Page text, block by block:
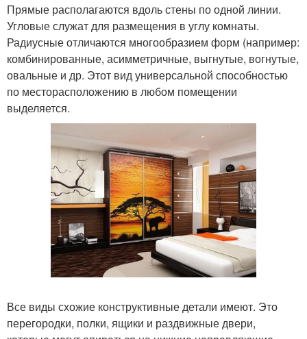
Прямые располагаются вдоль стены по одной линии.
Угловые служат для размещения в углу комнаты.
Радиусные отличаются многообразием форм (например:
комбинированные, асимметричные, выгнутые, вогнутые,
овальные и др. Этот вид универсальной способностью
по месторасположению в любом помещении
выделяется.
Все виды схожие конструктивные детали имеют. Это
перегородки, полки, ящики и раздвижные двери,